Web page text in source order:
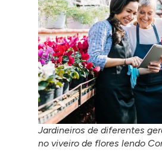
Jardineiros de diferentes
no viveiro de flores lendo